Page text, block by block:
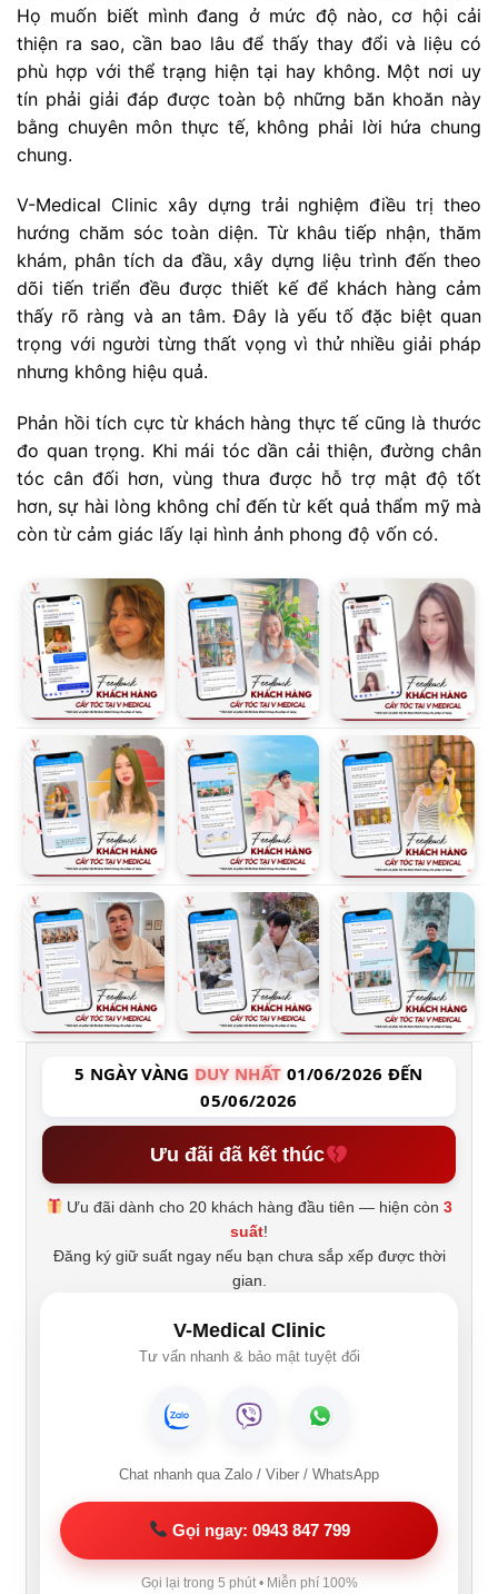
Họ muốn biết mình đang ở mức độ nào, cơ hội cải
thiện ra sao, cần bao lâu để thấy thay đổi và liệu có
phù hợp với thể trạng hiện tại hay không. Một nơi uy
tín phải giải đáp được toàn bộ những băn khoăn này
bằng chuyên môn thực tế, không phải lời hứa chung
chung.
V-Medical Clinic xây dựng trải nghiệm điều trị theo
hướng chăm sóc toàn diện. Từ khâu tiếp nhận, thăm
khám, phân tích da đầu, xây dựng liệu trình đến theo
dõi tiến triển đều được thiết kế để khách hàng cảm
thấy rõ ràng và an tâm. Đây là yếu tố đặc biệt quan
trọng với người từng thất vọng vì thử nhiều giải pháp
nhưng không hiệu quả.
Phản hồi tích cực từ khách hàng thực tế cũng là thước
đo quan trọng. Khi mái tóc dần cải thiện, đường chân
tóc cân đối hơn, vùng thưa được hỗ trợ mật độ tốt
hơn, sự hài lòng không chỉ đến từ kết quả thẩm mỹ mà
còn từ cảm giác lấy lại hình ảnh phong độ vốn có.
5 NGÀY VÀNG DUY NHẤT 01/06/2026 ĐẾN
05/06/2026
Ưu đãi đã kết thúc
Ưu đãi dành cho 20 khách hàng đầu tiên — hiện còn3
suất!
Đăng ký giữ suất ngay nếu bạn chưa sắp xếp được thời
gian.
V-Medical Clinic
Tư vấn nhanh & bảo mật tuyệt đối
Chat nhanh qua Zalo / Viber / WhatsApp
Gọi ngay: 0943 847 799
Gọi lại trong 5 phút • Miễn phí 100%